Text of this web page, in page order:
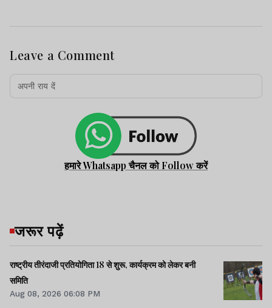
Leave a Comment
हमारे Whatsapp चैनल को Follow करें
जरूर पढ़ें
राष्ट्रीय तीरंदाजी प्रतियोगिता 18 से शुरू, कार्यक्रम को लेकर बनी
समिति
Aug 08, 2026 06:08 PM